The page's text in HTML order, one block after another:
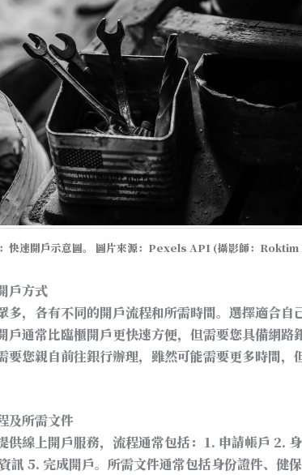
快速開戶示意圖。 圖片來源：Pexels API (攝影師：Roktim
戶方式
多，各有不同的開戶流程和所需時間。選擇適合自
戶通常比臨櫃開戶更快速方便，但需要您具備網路
要您親自前往銀行辦理，雖然可能需要更多時間，
及所需文件
供線上開戶服務，流程通常包括：1. 申請帳戶 2.
訊 5. 完成開戶。所需文件通常包括身份證件、健